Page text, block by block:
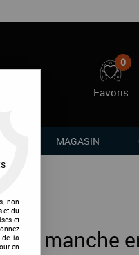
0
Favoris
MAGASIN
manche
non
et du
et
de la
en